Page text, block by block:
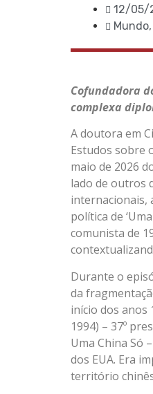
12/05/
Mundo,
Cofundadora
complexa
A doutora em
Estudos sobre
maio de 2026
lado de outros
internacionais,
política de
comunista de
Durante o
da
início dos anos
1994) – 37º
Uma China Só
dos EUA. Era
território